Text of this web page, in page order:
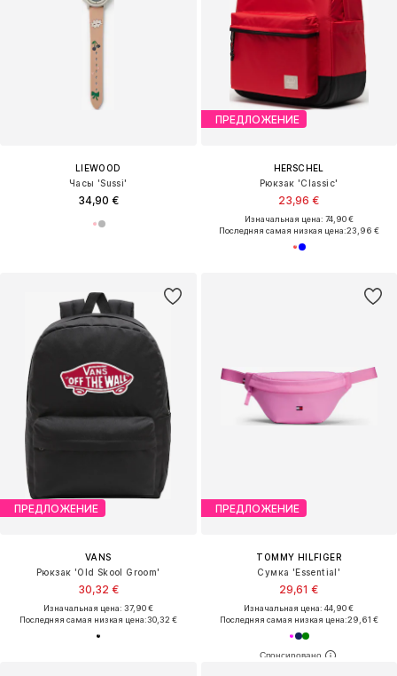
LIEWOOD
Часы 'Sussi'
34,90 €
ПРЕДЛОЖЕНИЕ
HERSCHEL
Рюкзак 'Classic'
23,96 €
Изначальная цена: 74,90 €
Последняя самая низкая цена:23,96 €
ПРЕДЛОЖЕНИЕ
VANS
Рюкзак 'Old Skool Groom'
30,32 €
Изначальная цена: 37,90 €
Последняя самая низкая цена:30,32 €
ПРЕДЛОЖЕНИЕ
TOMMY HILFIGER
Сумка 'Essential'
29,61 €
Изначальная цена: 44,90 €
Последняя самая низкая цена:29,61 €